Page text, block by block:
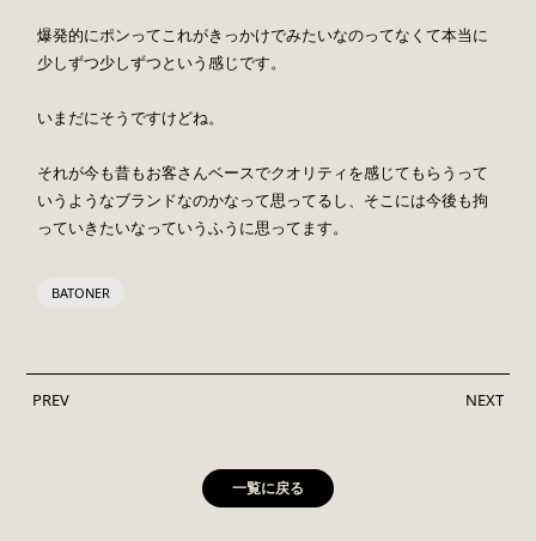
爆発的にポンってこれがきっかけでみたいなのってなくて本当に
少しずつ少しずつという感じです。
いまだにそうですけどね。
それが今も昔もお客さんベースでクオリティを感じてもらうって
いうようなブランドなのかなって思ってるし、そこには今後も拘
っていきたいなっていうふうに思ってます。
BATONER
PREV NEXT
一覧に戻る